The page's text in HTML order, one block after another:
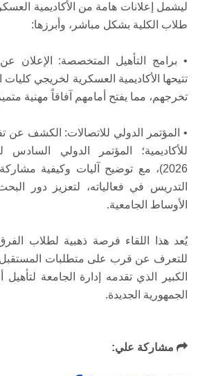
ليشمل إعلانات هامة من الأكاديمية
طلاب الكلية بشكل مباشر، وأبرزها:
• برامج التأهيل المتخصصة: الإعلان
تتيحها الأكاديمية العسكرية لخريجي كليات
تخرجهم، مما يفتح أمامهم آفاقاً مهنية
• المؤتمر الدولي للاتصالات: الكشف عن
2026)، مع توضيح آليات وكيفية
التدريس في فعالياته، لتعزيز دور
الأوساط الجامعية.
يُعد هذا اللقاء فرصة ذهبية لطلاب الفرق
للتعرف عن قرب على متطلبات
الكبير الذي تقدمه إدارة الجامعة لتأهيل
الجمهورية الجديدة.
مشاركة علي: